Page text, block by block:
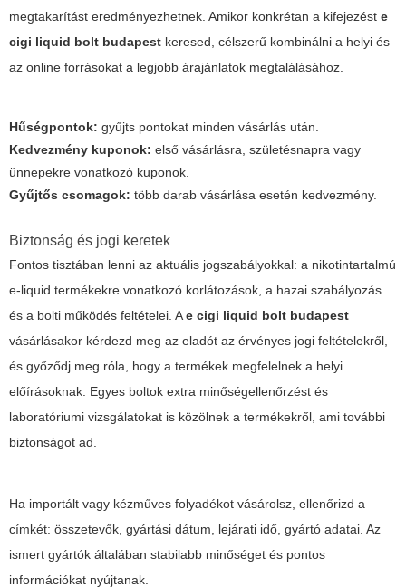
megtakarítást eredményezhetnek. Amikor konkrétan a kifejezést e
cigi liquid bolt budapest keresed, célszerű kombinálni a helyi és
az online forrásokat a legjobb árajánlatok megtalálásához.
Hűségpontok: gyűjts pontokat minden vásárlás után.
Kedvezmény kuponok: első vásárlásra, születésnapra vagy
ünnepekre vonatkozó kuponok.
Gyűjtős csomagok: több darab vásárlása esetén kedvezmény.
Biztonság és jogi keretek
Fontos tisztában lenni az aktuális jogszabályokkal: a nikotintartalmú
e-liquid termékekre vonatkozó korlátozások, a hazai szabályozás
és a bolti működés feltételei. Ae cigi liquid bolt budapest
vásárlásakor kérdezd meg az eladót az érvényes jogi feltételekről,
és győződj meg róla, hogy a termékek megfelelnek a helyi
előírásoknak. Egyes boltok extra minőségellenőrzést és
laboratóriumi vizsgálatokat is közölnek a termékekről, ami további
biztonságot ad.
Ha importált vagy kézműves folyadékot vásárolsz, ellenőrizd a
címkét: összetevők, gyártási dátum, lejárati idő, gyártó adatai. Az
ismert gyártók általában stabilabb minőséget és pontos
információkat nyújtanak.